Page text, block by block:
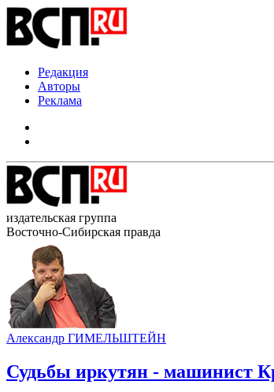
Редакция
Авторы
Реклама
издательская группа
Восточно-Сибирская правда
Александр ГИМЕЛЬШТЕЙН
Судьбы иркутян - машинист